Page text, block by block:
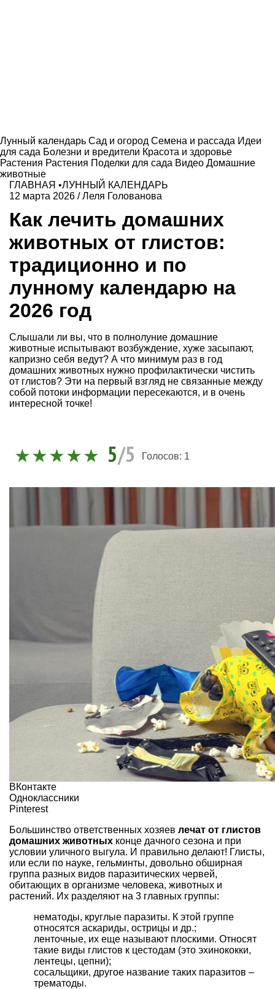
Лунный календарь Сад и огород Семена и рассада Идеи
для сада Болезни и вредители Красота и здоровье
Растения Растения Поделки для сада Видео Домашние
животные
ГЛАВНАЯ •ЛУННЫЙ КАЛЕНДАРЬ
12 марта 2026 /Леля Голованова
Как лечить домашних
животных от глистов:
традиционно и по
лунному календарю на
2026 год
Слышали ли вы, что в полнолуние домашние
животные испытывают возбуждение, хуже засыпают,
капризно себя ведут? А что минимум раз в год
домашних животных нужно профилактически чистить
от глистов? Эти на первый взгляд не связанные между
собой потоки информации пересекаются, и в очень
интересной точке!
5/5 Голосов: 1
ВКонтакте
Одноклассники
Pinterest
Большинство ответственных хозяев лечат от глистов
домашних животных конце дачного сезона и при
условии уличного выгула. И правильно делают! Глисты,
или если по науке, гельминты, довольно обширная
группа разных видов паразитических червей,
обитающих в организме человека, животных и
растений. Их разделяют на 3 главных группы:
нематоды, круглые паразиты. К этой группе
относятся аскариды, острицы и др.;
ленточные, их еще называют плоскими. Относят
такие виды глистов к цестодам (это эхинококки,
лентецы, цепни);
сосальщики, другое название таких паразитов –
трематоды.